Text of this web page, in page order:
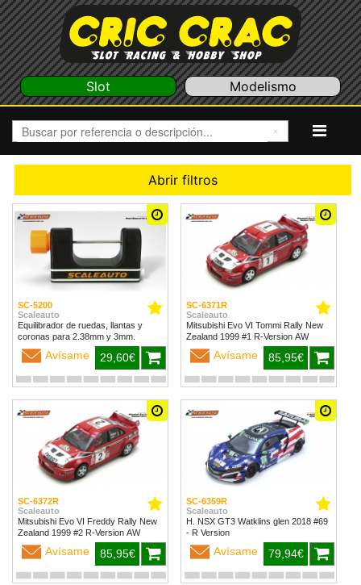
Slot Modelismo
Abrir filtros
SC-5200
Scaleauto
Equilibrador de ruedas, llantas y
coronas para 2.38mm y 3mm.
Avísame 29,60€
SC-6371R
Scaleauto
Mitsubishi Evo VI Tommi Rally New
Zealand 1999 #1 R-Version AW
Avísame 85,95€
SC-6372R
Scaleauto
Mitsubishi Evo VI Freddy Rally New
Zealand 1999 #2 R-Version AW
Avísame 85,95€
SC-6359R
Scaleauto
H. NSX GT3 Watklins glen 2018 #69
- R Version
Avísame 79,94€